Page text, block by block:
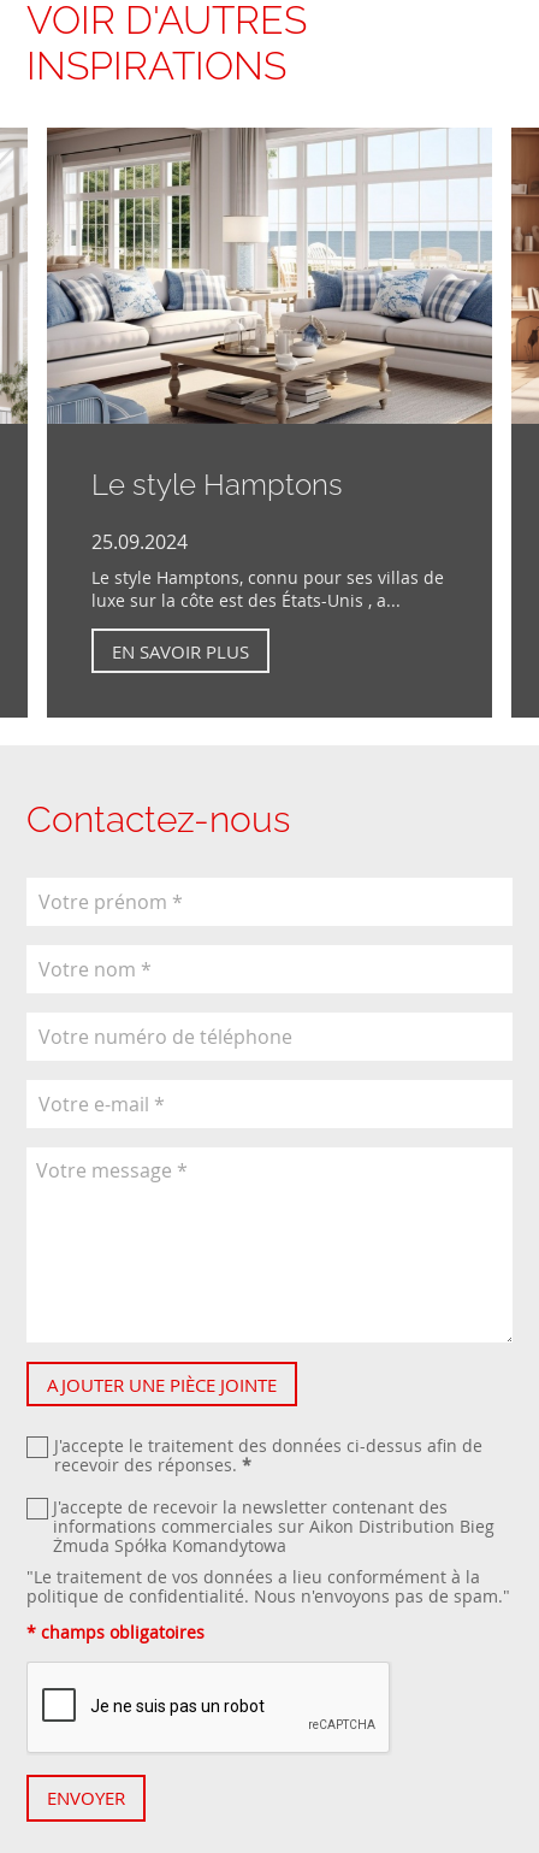
VOIR D'AUTRES
INSPIRATIONS
Le style Hamptons
25.09.2024
Le style Hamptons, connu pour ses villas de
luxe sur la côte est des États-Unis , a...
EN SAVOIR PLUS
Contactez-nous
AJOUTER UNE PIÈCE JOINTE
J'accepte le traitement des données ci-dessus afin de
recevoir des réponses. *
J'accepte de recevoir la newsletter contenant des
informations commerciales sur Aikon Distribution Bieg
Żmuda Spółka Komandytowa
"Le traitement de vos données a lieu conformément à la
politique de confidentialité. Nous n'envoyons pas de spam."
* champs obligatoires
ENVOYER